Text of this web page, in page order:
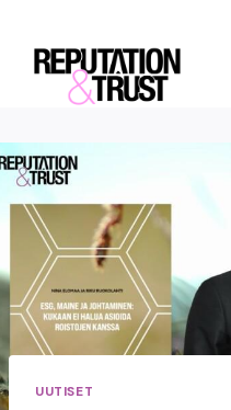
content
UUTISET